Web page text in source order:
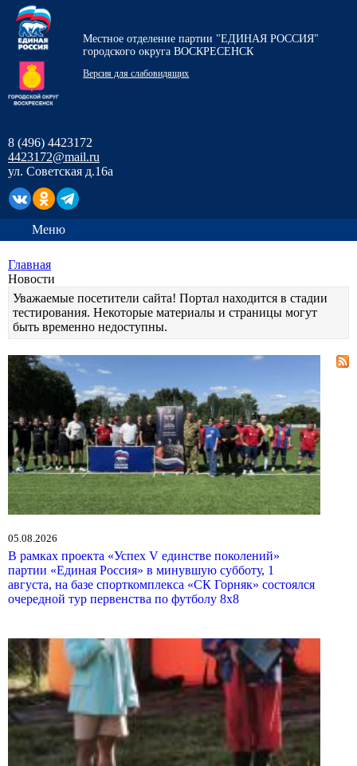
Местное отделение партии "ЕДИНАЯ РОССИЯ"
городского округа ВОСКРЕСЕНСК
Версия для слабовидящих
8 (496) 4423172
4423172@mail.ru
ул. Советская д.16а
Меню
Главная
Новости
Уважаемые посетители сайта! Портал находится в стадии
тестирования. Некоторые материалы и страницы могут
быть временно недоступны.
05.08.2026
В рамках проекта «Успех V единстве поколений»
партии «Единая Россия» в минувшую субботу, 1
августа, на базе спорткомплекса «СК Горняк» состоялся
очередной тур первенства по футболу 8х8